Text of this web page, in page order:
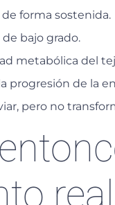
forma sostenida.
bajo grado.
metabólica del
progresión de la
pero no